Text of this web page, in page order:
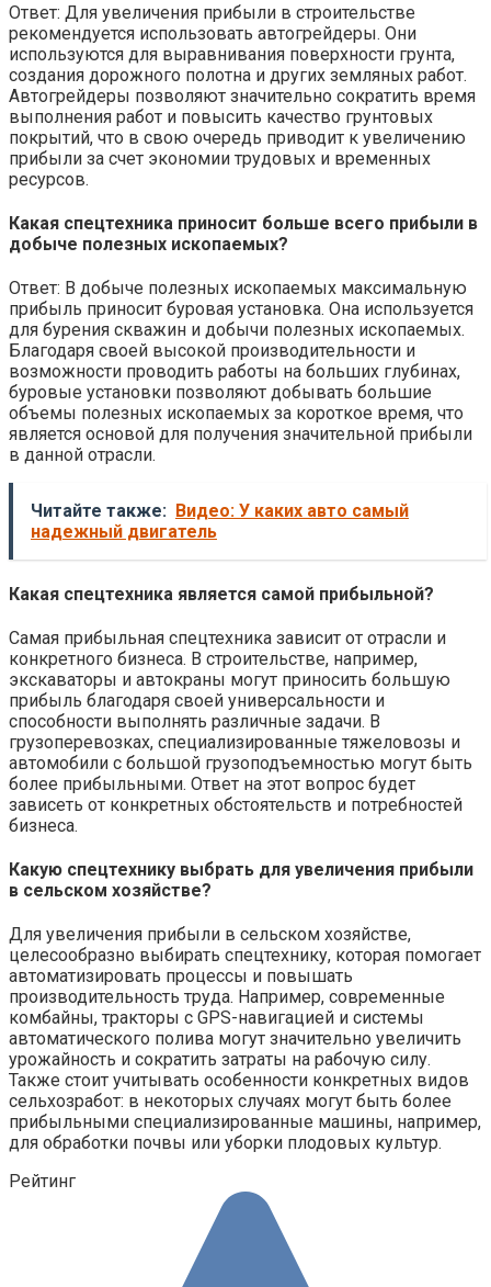
Ответ: Для увеличения прибыли в строительстве
рекомендуется использовать автогрейдеры. Они
используются для выравнивания поверхности грунта,
создания дорожного полотна и других земляных работ.
Автогрейдеры позволяют значительно сократить время
выполнения работ и повысить качество грунтовых
покрытий, что в свою очередь приводит к увеличению
прибыли за счет экономии трудовых и временных
ресурсов.
Какая спецтехника приносит больше всего прибыли в
добыче полезных ископаемых?
Ответ: В добыче полезных ископаемых максимальную
прибыль приносит буровая установка. Она используется
для бурения скважин и добычи полезных ископаемых.
Благодаря своей высокой производительности и
возможности проводить работы на больших глубинах,
буровые установки позволяют добывать большие
объемы полезных ископаемых за короткое время, что
является основой для получения значительной прибыли
в данной отрасли.
Читайте также: Видео: У каких авто самый
надежный двигатель
Какая спецтехника является самой прибыльной?
Самая прибыльная спецтехника зависит от отрасли и
конкретного бизнеса. В строительстве, например,
экскаваторы и автокраны могут приносить большую
прибыль благодаря своей универсальности и
способности выполнять различные задачи. В
грузоперевозках, специализированные тяжеловозы и
автомобили с большой грузоподъемностью могут быть
более прибыльными. Ответ на этот вопрос будет
зависеть от конкретных обстоятельств и потребностей
бизнеса.
Какую спецтехнику выбрать для увеличения прибыли
в сельском хозяйстве?
Для увеличения прибыли в сельском хозяйстве,
целесообразно выбирать спецтехнику, которая помогает
автоматизировать процессы и повышать
производительность труда. Например, современные
комбайны, тракторы с GPS-навигацией и системы
автоматического полива могут значительно увеличить
урожайность и сократить затраты на рабочую силу.
Также стоит учитывать особенности конкретных видов
сельхозработ: в некоторых случаях могут быть более
прибыльными специализированные машины, например,
для обработки почвы или уборки плодовых культур.
Рейтинг